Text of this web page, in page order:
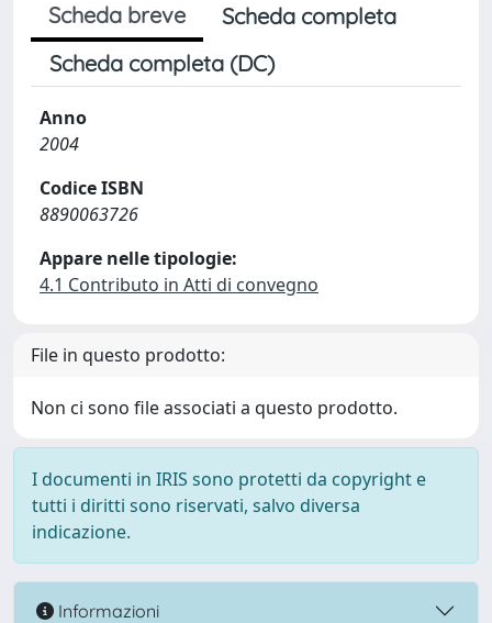
Scheda breve
Scheda completa
Scheda completa (DC)
Anno
2004
Codice ISBN
8890063726
Appare nelle tipologie:
4.1 Contributo in Atti di convegno
File in questo prodotto:
Non ci sono file associati a questo prodotto.
I documenti in IRIS sono protetti da copyright e
tutti i diritti sono riservati, salvo diversa
indicazione.
Informazioni